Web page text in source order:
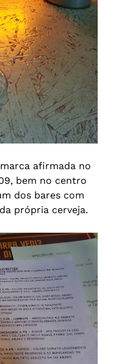
afirmada no
bem no centro
dos bares com
própria cerveja.